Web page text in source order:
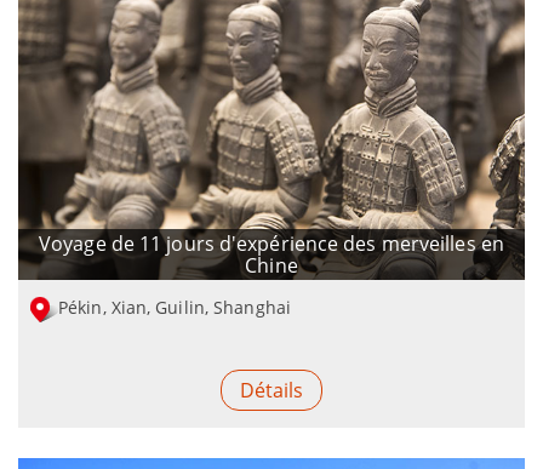
Voyage de 11 jours d'expérience des merveilles en
Chine
Pékin, Xian, Guilin, Shanghai
Détails